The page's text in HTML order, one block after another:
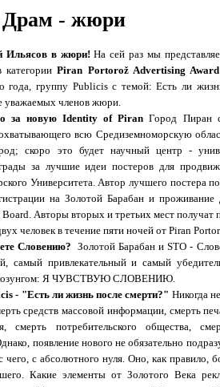
Драм - жюри
Ильясов в жюри!На сей раз мы
категорииPiran Portorož Advertising
года, группу Publicis с темой: Есть ли
уважаемых членов жюри.
за новую Identity of Piran Город Пиран
всю Средиземноморскую
скоро это будет научный центр -
за лучшие идеи постеров для
Университета. Автор лучшего постера
на Золотой Барабан и
Авторы вторых и третьих мест получат
человек в течение пяти ночей от Piran
Словению? Золотой Барабан и STO -
самый привлекательный и самый
Я ЧУВСТВУЮ СЛОВЕНИЮ.
- "Есть ли жизнь после смерти?" Никогда
средств массовой информации, смерть
смерть потребительского общества,
появление нового не обязательно
чего, с абсолютного нуля. Оно, как
Какие элементы от Золотого Века